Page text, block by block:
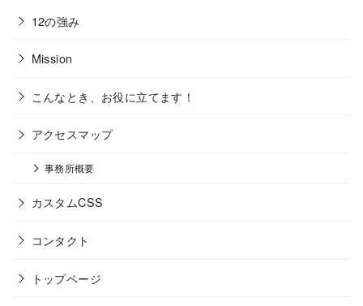
12の強み
Mission
こんなとき、お役に立てます！
アクセスマップ
事務所概要
カスタムCSS
コンタクト
トップページ